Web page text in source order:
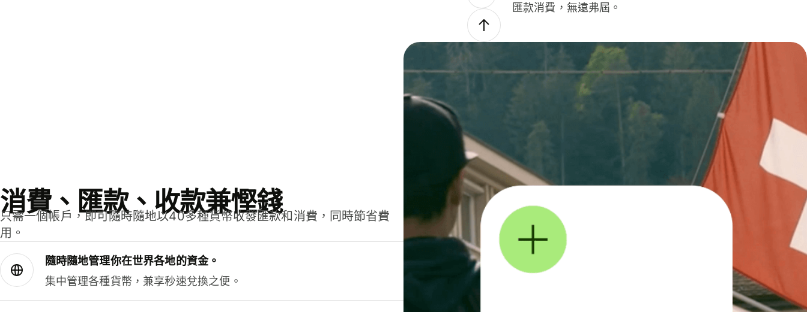
匯款消費，無遠弗屆。
消費、匯款、收款兼慳錢
只需一個帳戶，即可隨時隨地以40多種貨幣收發匯款和消費，同時節省費
用。
隨時隨地管理你在世界各地的資金。
集中管理各種貨幣，兼享秒速兌換之便。